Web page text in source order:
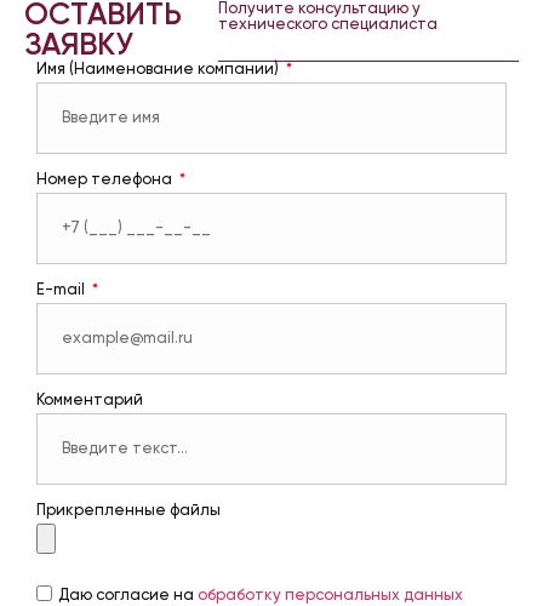
ОСТАВИТЬ
ЗАЯВКУ
Получите консультацию у
технического специалиста
Имя (Наименование компании)
Номер телефона
E-mail
Комментарий
Прикрепленные файлы
Даю согласие на обработку персональных данных